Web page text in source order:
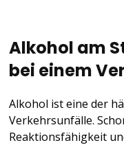
Alkohol am
bei einem
Alkohol ist eine der
Verkehrsunfälle.
Reaktionsfähigkeit